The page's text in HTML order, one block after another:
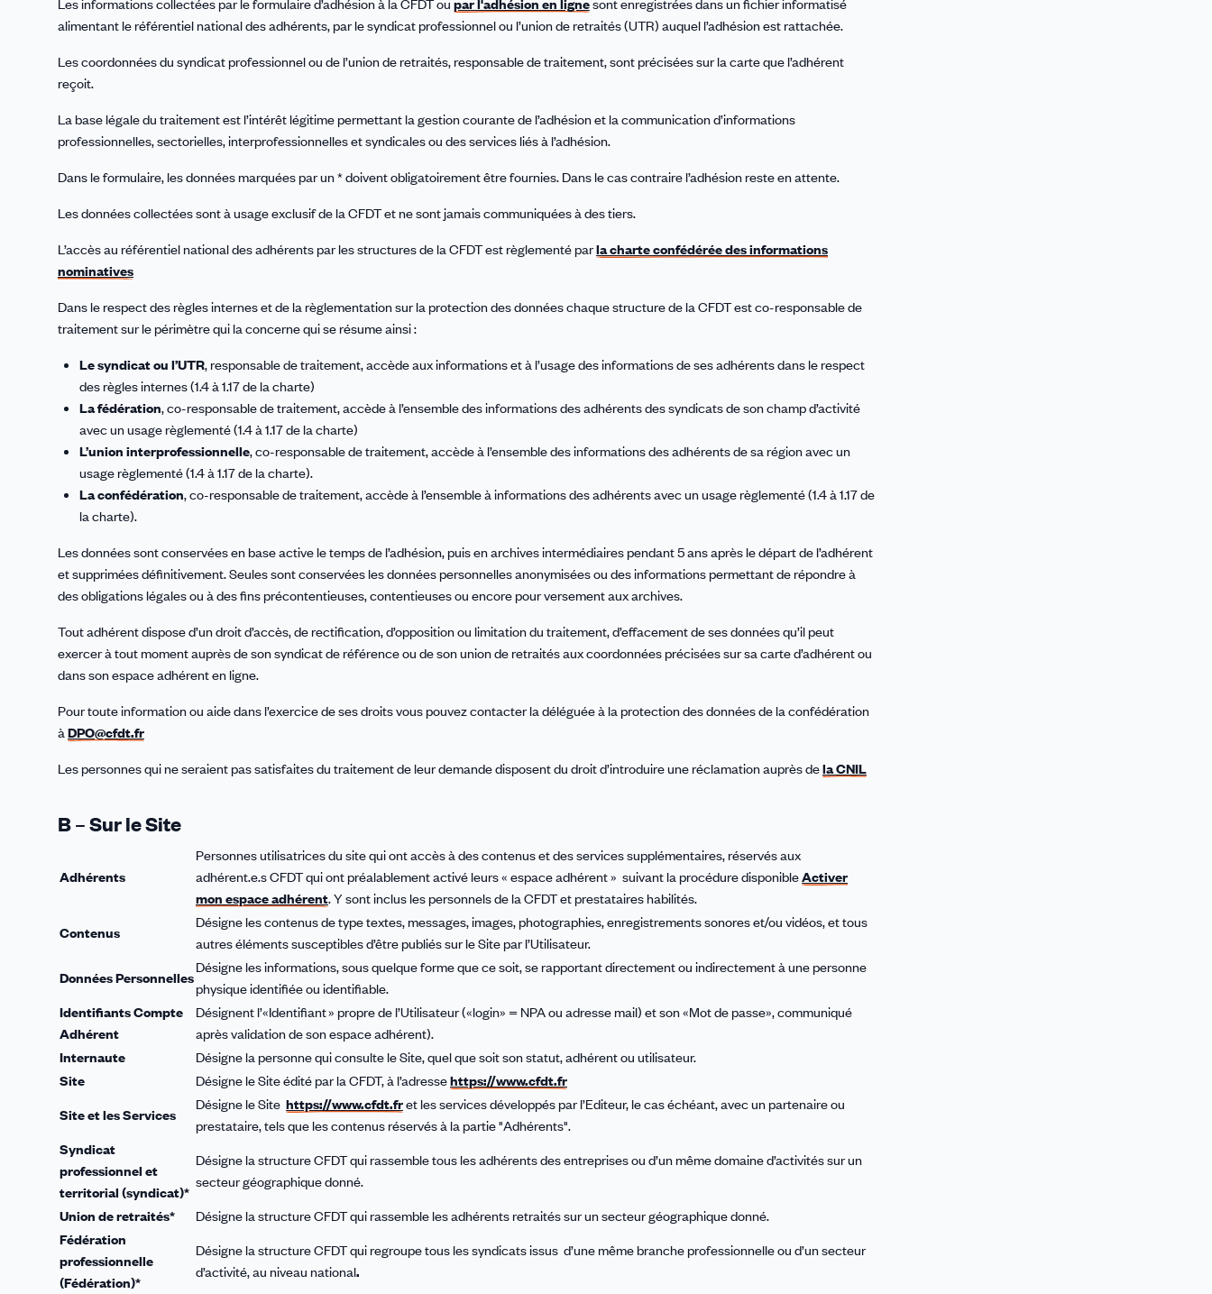
Les informations collectées par le formulaire d’adhésion à la CFDT ou par l'adhésion en lignesont enregistrées dans un fichier informatisé
alimentant le référentiel national des adhérents, par le syndicat professionnel ou l’union de retraités (UTR) auquel l’adhésion est rattachée.
Les coordonnées du syndicat professionnel ou de l’union de retraités, responsable de traitement, sont précisées sur la carte que l’adhérent
reçoit.
La base légale du traitement est l’intérêt légitime permettant la gestion courante de l’adhésion et la communication d’informations
professionnelles, sectorielles, interprofessionnelles et syndicales ou des services liés à l’adhésion.
Dans le formulaire, les données marquées par un * doivent obligatoirement être fournies. Dans le cas contraire l’adhésion reste en attente.
Les données collectées sont à usage exclusif de la CFDT et ne sont jamais communiquées à des tiers.
L’accès au référentiel national des adhérents par les structures de la CFDT est règlementé parla charte confédérée des informations
nominatives
Dans le respect des règles internes et de la règlementation sur la protection des données chaque structure de la CFDT est co-responsable de
traitement sur le périmètre qui la concerne qui se résume ainsi :
Le syndicat ou l’UTR, responsable de traitement, accède aux informations et à l’usage des informations de ses adhérents dans le respect
des règles internes (1.4 à 1.17 de la charte)
La fédération, co-responsable de traitement, accède à l’ensemble des informations des adhérents des syndicats de son champ d’activité
avec un usage règlementé (1.4 à 1.17 de la charte)
L’union interprofessionnelle, co-responsable de traitement, accède à l’ensemble des informations des adhérents de sa région avec un
usage règlementé (1.4 à 1.17 de la charte).
La confédération, co-responsable de traitement, accède à l’ensemble à informations des adhérents avec un usage règlementé (1.4 à 1.17 de
la charte).
Les données sont conservées en base active le temps de l’adhésion, puis en archives intermédiaires pendant 5 ans après le départ de l’adhérent
et supprimées définitivement. Seules sont conservées les données personnelles anonymisées ou des informations permettant de répondre à
des obligations légales ou à des fins précontentieuses, contentieuses ou encore pour versement aux archives.
Tout adhérent dispose d’un droit d’accès, de rectification, d’opposition ou limitation du traitement, d’effacement de ses données qu’il peut
exercer à tout moment auprès de son syndicat de référence ou de son union de retraités aux coordonnées précisées sur sa carte d’adhérent ou
dans son espace adhérent en ligne.
Pour toute information ou aide dans l’exercice de ses droits vous pouvez contacter la déléguée à la protection des données de la confédération
àDPO@cfdt.fr
Les personnes qui ne seraient pas satisfaites du traitement de leur demande disposent du droit d’introduire une réclamation auprès dela CNIL
B – Sur le Site
Adhérents
Personnes utilisatrices du site qui ont accès à des contenus et des services supplémentaires, réservés aux
adhérent.e.s CFDT qui ont préalablement activé leurs « espace adhérent » suivant la procédure disponibleActiver
mon espace adhérent. Y sont inclus les personnels de la CFDT et prestataires habilités.
Contenus
Désigne les contenus de type textes, messages, images, photographies, enregistrements sonores et/ou vidéos, et tous
autres éléments susceptibles d’être publiés sur le Site par l’Utilisateur.
Données Personnelles
Désigne les informations, sous quelque forme que ce soit, se rapportant directement ou indirectement à une personne
physique identifiée ou identifiable.
Identifiants Compte
Adhérent
Désignent l’«Identifiant » propre de l’Utilisateur («login» = NPA ou adresse mail) et son «Mot de passe», communiqué
après validation de son espace adhérent).
Internaute
Désigne la personne qui consulte le Site, quel que soit son statut, adhérent ou utilisateur.
Site
Désigne le Site édité par la CFDT, à l’adressehttps://www.cfdt.fr
Site et les Services
Désigne le Site https://www.cfdt.fret les services développés par l’Editeur, le cas échéant, avec un partenaire ou
prestataire, tels que les contenus réservés à la partie "Adhérents".
Syndicat
professionnel et
territorial (syndicat)*
Désigne la structure CFDT qui rassemble tous les adhérents des entreprises ou d’un même domaine d’activités sur un
secteur géographique donné.
Union de retraités*
Désigne la structure CFDT qui rassemble les adhérents retraités sur un secteur géographique donné.
Fédération
professionnelle
(Fédération)*
Désigne la structure CFDT qui regroupe tous les syndicats issus d’une même branche professionnelle ou d’un secteur
d’activité, au niveau national.